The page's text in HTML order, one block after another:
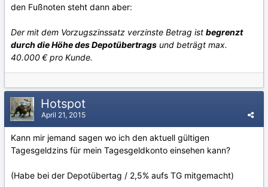
den Fußnoten steht dann aber:
Der mit dem Vorzugszinssatz verzinste Betrag ist begrenzt
durch die Höhe des Depotübertrags und beträgt max.
40.000 € pro Kunde.
Hotspot
April 21, 2015
Kann mir jemand sagen wo ich den aktuell gültigen
Tagesgeldzins für mein Tagesgeldkonto einsehen kann?
(Habe bei der Depotübertag / 2,5% aufs TG mitgemacht)